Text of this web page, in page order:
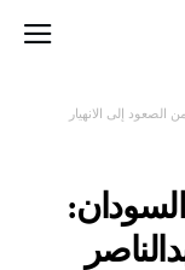
إلى الانهيار